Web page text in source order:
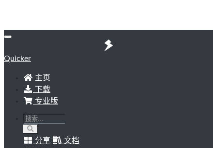
Quicker
主页
下载
专业版
分享
文档